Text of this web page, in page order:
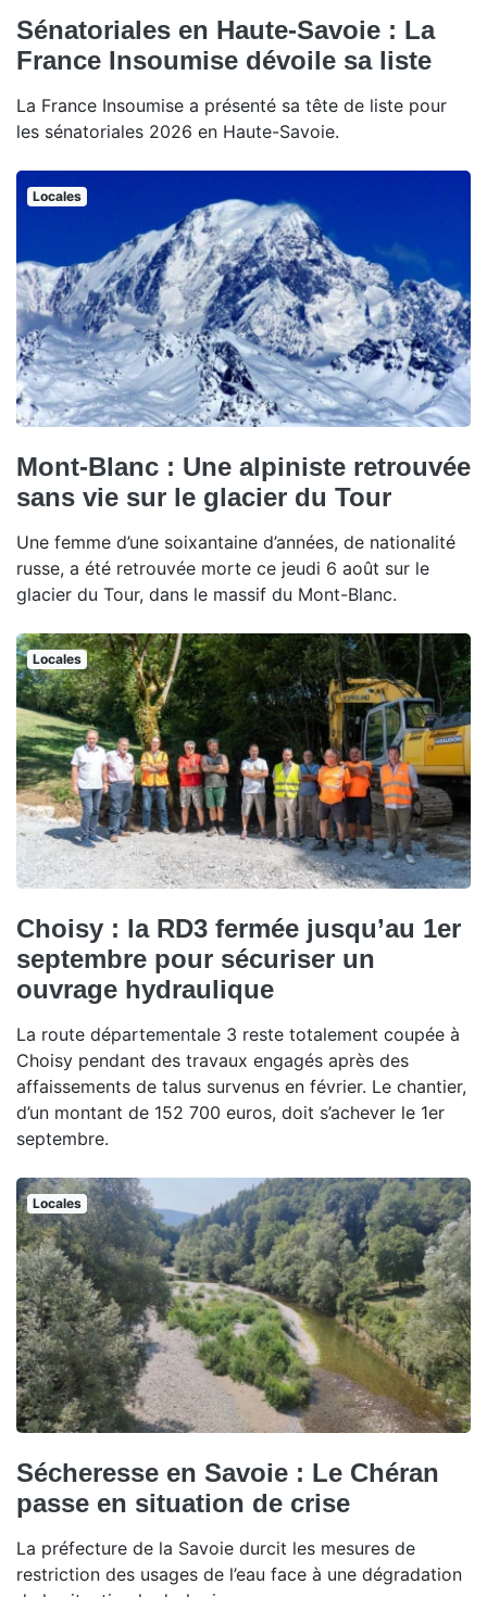
Sénatoriales en Haute-Savoie : La
France Insoumise dévoile sa liste
La France Insoumise a présenté sa tête de liste pour
les sénatoriales 2026 en Haute-Savoie.
Locales
Mont-Blanc : Une alpiniste retrouvée
sans vie sur le glacier du Tour
Une femme d’une soixantaine d’années, de nationalité
russe, a été retrouvée morte ce jeudi 6 août sur le
glacier du Tour, dans le massif du Mont-Blanc.
Locales
Choisy : la RD3 fermée jusqu’au 1er
septembre pour sécuriser un
ouvrage hydraulique
La route départementale 3 reste totalement coupée à
Choisy pendant des travaux engagés après des
affaissements de talus survenus en février. Le chantier,
d’un montant de 152 700 euros, doit s’achever le 1er
septembre.
Locales
Sécheresse en Savoie : Le Chéran
passe en situation de crise
La préfecture de la Savoie durcit les mesures de
restriction des usages de l’eau face à une dégradation